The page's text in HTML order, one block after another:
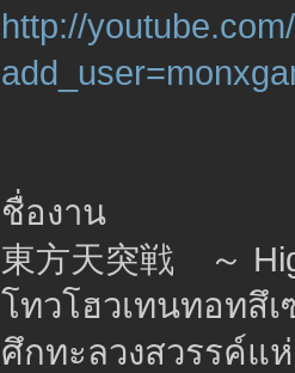
http://
ชื่องาน
東方天突戦 ～
โทวโฮวเทนทอทสึ
ศึกทะลวงสวรรค์แ